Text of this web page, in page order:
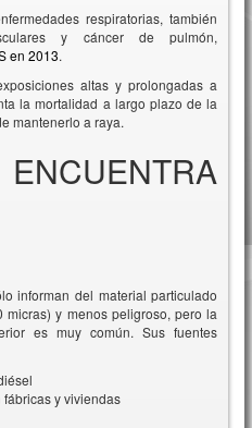
respiratorias, también
y cáncer de pulmón,
en 2013.
altas y prolongadas a
la mortalidad a largo plazo de la
mantenerlo a raya.
informan del material particulado
y menos peligroso, pero la
es muy común. Sus fuentes
y viviendas